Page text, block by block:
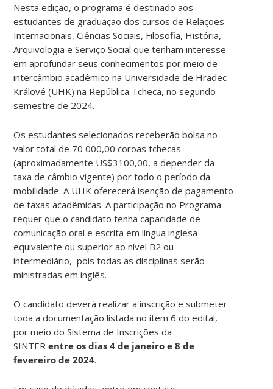
Nesta edição, o programa é destinado aos
estudantes de graduação dos cursos de Relações
Internacionais, Ciências Sociais, Filosofia, História,
Arquivologia e Serviço Social que tenham interesse
em aprofundar seus conhecimentos por meio de
intercâmbio acadêmico na Universidade de Hradec
Králové (UHK) na República Tcheca, no segundo
semestre de 2024.
Os estudantes selecionados receberão bolsa no
valor total de 70 000,00 coroas tchecas
(aproximadamente US$3100,00, a depender da
taxa de câmbio vigente) por todo o período da
mobilidade. A UHK oferecerá isenção de pagamento
de taxas acadêmicas. A participação no Programa
requer que o candidato tenha capacidade de
comunicação oral e escrita em língua inglesa
equivalente ou superior ao nível B2 ou
intermediário, pois todas as disciplinas serão
ministradas em inglês.
O candidato deverá realizar a inscrição e submeter
toda a documentação listada no item 6 do edital,
por meio do Sistema de Inscrições da
SINTERentre os dias 4 de janeiro e 8 de
fevereiro de 2024.